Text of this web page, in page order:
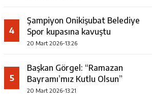
4
Şampiyon Onikişubat Belediye
Spor kupasına kavuştu
20 Mart 2026-13:26
5
Başkan Görgel: “Ramazan
Bayramı’mız Kutlu Olsun”
20 Mart 2026-13:21